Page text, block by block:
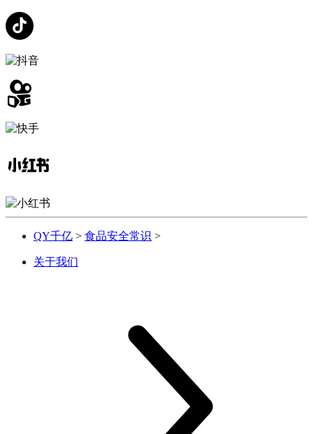
QY千亿 > 食品安全常识 >
关于我们